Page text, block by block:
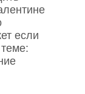
если